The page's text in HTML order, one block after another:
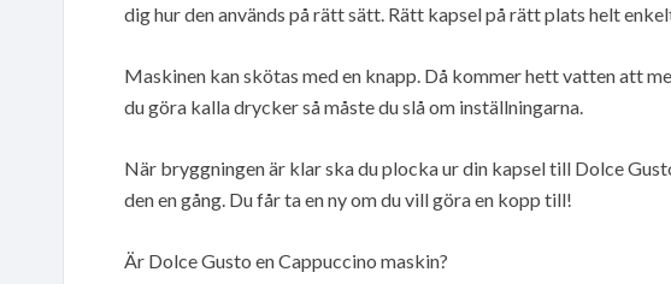
dig hur den används på rätt sätt. Rätt kapsel på rätt plats helt
Maskinen kan skötas med en knapp. Då kommer hett vatten att
du göra kalla drycker så måste du slå om inställningarna.
När bryggningen är klar ska du plocka ur din kapsel till Dolce
den en gång. Du får ta en ny om du vill göra en kopp till!
Är Dolce Gusto en Cappuccino maskin?